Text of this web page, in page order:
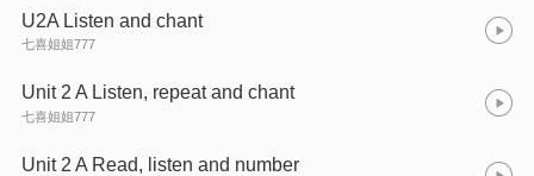
U2A Listen and chant
七喜姐姐777
Unit 2 A Listen, repeat and chant
七喜姐姐777
Unit 2 A Read, listen and number